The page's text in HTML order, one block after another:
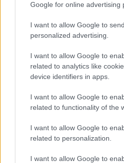
Google for online advertising
I want to allow Google to
personalized advertising.
I want to allow Google to
related to analytics like
device identifiers in apps.
I want to allow Google to
related to functionality of the
I want to allow Google to
related to personalization.
I want to allow Google to
Kapcsolódó hírek
EGYKORI